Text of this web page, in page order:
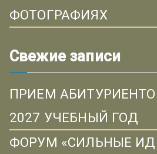
ФОТОГРАФИЯХ
Свежие записи
ПРИЕМ
2027 УЧЕБНЫЙ ГОД
ФОРУМ «СИЛЬНЫЕ